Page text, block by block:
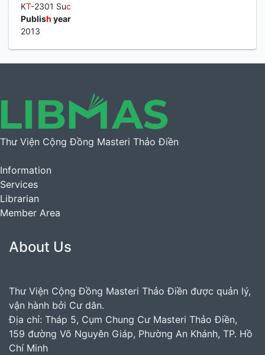
KT-2301 Suc
Publish year
2013
Thư Viện Cộng Đồng Masteri Thảo Điền
Information
Services
Librarian
Member Area
About Us
Thư Viện Cộng Đồng Masteri Thảo Điền được quản lý,
vận hành bởi Cư dân.
Địa chỉ: Tháp 5, Cụm Chung Cư Masteri Thảo Điền,
159 đường Võ Nguyên Giáp, Phường An Khánh, TP. Hồ
Chí Minh